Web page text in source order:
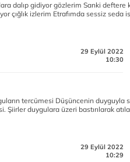
dalıp gidiyor gözlerim Sanki deftere
çığlık izlerim Etrafımda sessiz seda
29 Eylül 2022
10:30
tercümesi Düşüncenin duyguyla
Şiirler duygulara üzeri bastırılarak
29 Eylül 2022
10:29